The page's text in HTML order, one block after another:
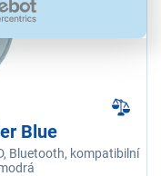
Blue
Bluetooth, kompatibilní